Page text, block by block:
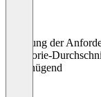
Erfüllung der
Kategorie-
Ungenügend